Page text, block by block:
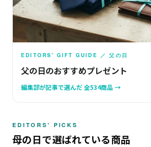
EDITORS' GIFT GUIDE ／ 父の日
父の日のおすすめプレゼント
編集部が記事で選んだ 全534商品 →
EDITORS' PICKS
母の日で選ばれている商品